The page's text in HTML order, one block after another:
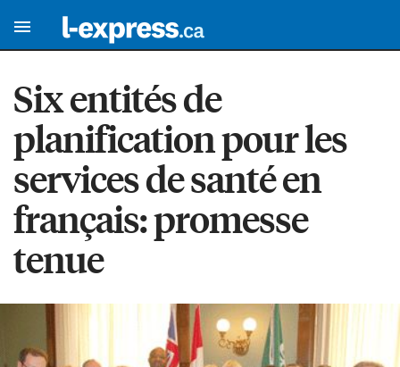
Six entités de
planification pour les
services de santé en
français: promesse
tenue